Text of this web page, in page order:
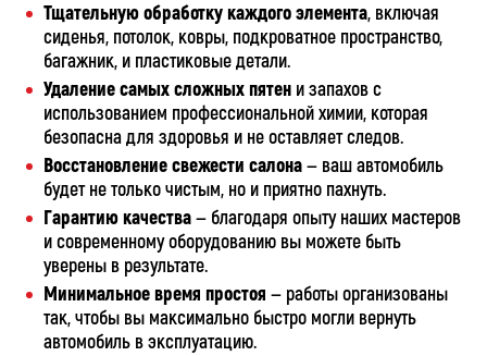
Тщательную обработку каждого элемента, включая
сиденья, потолок, ковры, подкроватное пространство,
багажник, и пластиковые детали.
Удаление самых сложных пятен и запахов с
использованием профессиональной химии, которая
безопасна для здоровья и не оставляет следов.
Восстановление свежести салона— ваш автомобиль
будет не только чистым, но и приятно пахнуть.
Гарантию качества— благодаря опыту наших мастеров
и современному оборудованию вы можете быть
уверены в результате.
Минимальное время простоя — работы организованы
так, чтобы вы максимально быстро могли вернуть
автомобиль в эксплуатацию.